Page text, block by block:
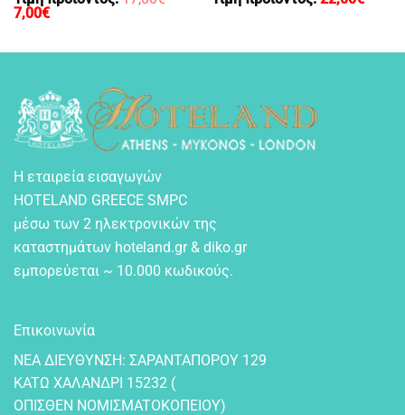
Original
17,00€.
7,00€Η
είναι:
Η εταιρεία εισαγωγών
HOTELAND GREECE SMPC
μέσω των 2 ηλεκτρονικών της
καταστημάτων hoteland.gr & diko.gr
εμπορεύεται ~ 10.000 κωδικούς.
Επικοινωνία
NEA ΔIEYΘYNΣH: ΣAPANTAΠOPOY 129
KATΩ XAΛANΔPI 15232 (
OΠIΣΘEN NOMIΣMATOKOΠEIOY)